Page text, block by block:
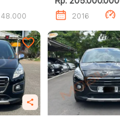
48.000 2016